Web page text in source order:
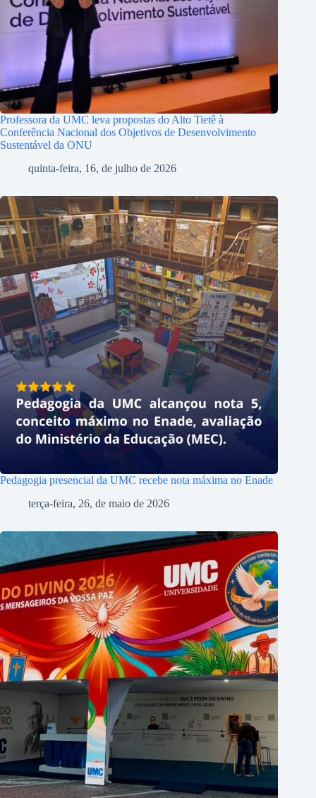
Professora da UMC leva propostas do Alto Tietê à
Conferência Nacional dos Objetivos de Desenvolvimento
Sustentável da ONU
quinta-feira, 16, de julho de 2026
Pedagogia presencial da UMC recebe nota máxima no Enade
terça-feira, 26, de maio de 2026